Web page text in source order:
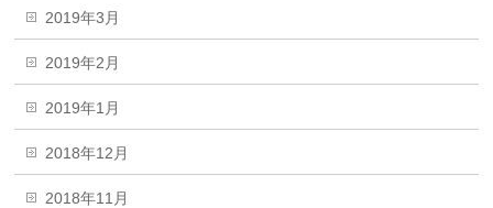
2019年3月
2019年2月
2019年1月
2018年12月
2018年11月